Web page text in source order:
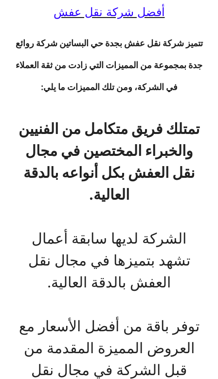
أفضل شركة نقل عفش
تتميز شركة نقل عفش بجدة حي البساتين شركة روائع
جدة بمجموعة من المميزات التي زادت من ثقة العملاء
في الشركة، ومن تلك المميزات ما يلي:
تمتلك فريق متكامل من الفنيين
والخبراء المختصين في مجال
نقل العفش بكل أنواعه بالدقة
العالية.
الشركة لديها سابقة أعمال
تشهد بتميزها في مجال نقل
العفش بالدقة العالية.
توفر باقة من أفضل الأسعار مع
العروض المميزة المقدمة من
قبل الشركة في مجال نقل